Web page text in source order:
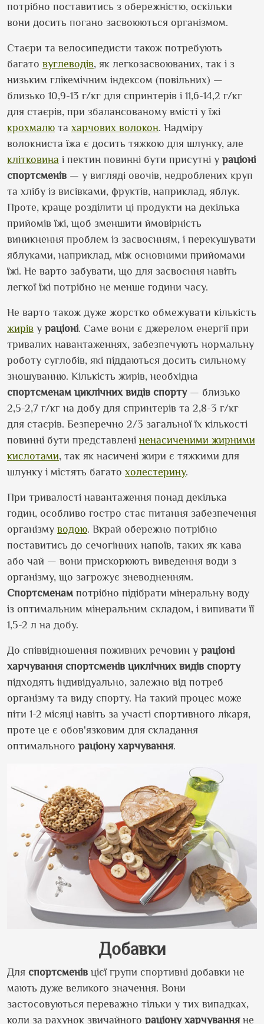
потрібно поставитись з обережністю, оскільки
вони досить погано засвоюються організмом.
Стаєри та велосипедисти також потребують
багато вуглеводів, як легкозасвоюваних, так і з
низьким глікемічним індексом (повільних) —
близько 10,9-13 г/кг для спринтерів і 11,6-14,2 г/кг
для стаєрів, при збалансованому вмісті у їжі
крохмалю та харчових волокон. Надміру
волокниста їжа є досить тяжкою для шлунку, але
клітковина і пектин повинні бути присутні у раціоні
спортсменів — у вигляді овочів, недроблених круп
та хлібу із висівками, фруктів, наприклад, яблук.
Проте, краще розділити ці продукти на декілька
прийомів їжі, щоб зменшити ймовірність
виникнення проблем із засвоєнням, і перекушувати
яблуками, наприклад, між основними прийомами
їжі. Не варто забувати, що для засвоєння навіть
легкої їжі потрібно не менше години часу.
Не варто також дуже жорстко обмежувати кількість
жирів у раціоні. Саме вони є джерелом енергії при
тривалих навантаженнях, забезпечують нормальну
роботу суглобів, які піддаються досить сильному
зношуванню. Кількість жирів, необхідна
спортсменам циклічних видів спорту— близько
2,5-2,7 г/кг на добу для спринтерів та 2,8-3 г/кг
для стаєрів. Безперечно 2/3 загальної їх кількості
повинні бути представлені ненасиченими жирними
кислотами, так як насичені жири є тяжкими для
шлунку і містять багато холестерину.
При тривалості навантаження понад декілька
годин, особливо гостро стає питання забезпечення
організму водою. Вкрай обережно потрібно
поставитись до сечогінних напоїв, таких як кава
або чай — вони прискорюють виведення води з
організму, що загрожує зневодненням.
Спортсменам потрібно підібрати мінеральну воду
із оптимальним мінеральним складом, і випивати її
1,5-2 л на добу.
До співвідношення поживних речовин у раціоні
харчування спортсменів циклічних видів спорту
підходять індивідуально, залежно від потреб
організму та виду спорту. На такий процес може
піти 1-2 місяці навіть за участі спортивного лікаря,
проте це є обов'язковим для складання
оптимального раціону харчування.
Добавки
Для спортсменів цієї групи спортивні добавки не
мають дуже великого значення. Вони
застосовуються переважно тільки у тих випадках,
коли за рахунок звичайного раціону харчуванняне